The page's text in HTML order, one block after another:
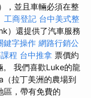
，並且車輛必須在整
工商登記 台中美式整
）還提供了汽車服務
鍵字操作 網路行銷公
程 台中推拿 票價約
我們喜歡Luke的龍
拉丁美洲的農場到
區，帶有免費的